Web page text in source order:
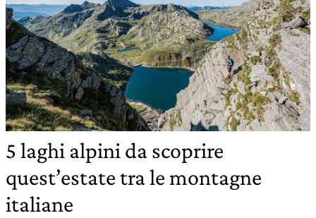
5 laghi alpini da scoprire
quest’estate tra le montagne
italiane